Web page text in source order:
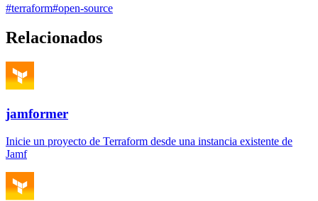
#terraform#open-source
Relacionados
jamformer
Inicie un proyecto de Terraform desde una instancia existente de
Jamf